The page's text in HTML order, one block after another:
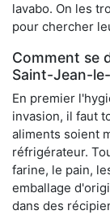
lavabo. On les
pour chercher
Comment se
Saint-Jean-
En premier
invasion, il faut
aliments soient
réfrigérateur.
farine, le pain,
emballage
dans des